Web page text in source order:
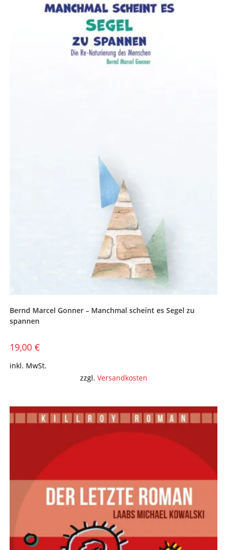
Bernd Marcel Gonner – Manchmal scheint es Segel zu
spannen
19,00 €
inkl. MwSt.
zzgl. Versandkosten